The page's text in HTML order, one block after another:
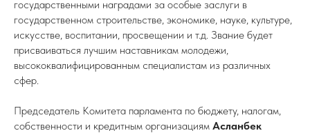
государственными наградами за особые заслуги в
государственном строительстве, экономике, науке, культуре,
искусстве, воспитании, просвещении и т.д. Звание будет
присваиваться лучшим наставникам молодежи,
высококвалифицированным специалистам из различных
сфер.
Председатель Комитета парламента по бюджету, налогам,
собственности и кредитным организациям Асланбек